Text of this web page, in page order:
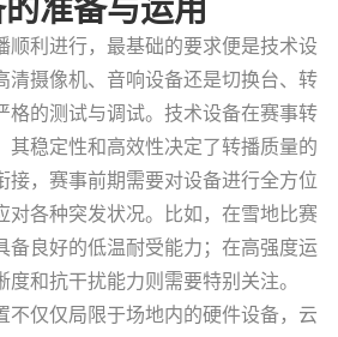
准备与运用
顺利进行，最基础的要求便是技术设
清摄像机、音响设备还是切换台、转
格的测试与调试。技术设备在赛事转
其稳定性和高效性决定了转播质量的
接，赛事前期需要对设备进行全方位
对各种突发状况。比如，在雪地比赛
备良好的低温耐受能力；在高强度运
和抗干扰能力则需要特别关注。
不仅仅局限于场地内的硬件设备，云